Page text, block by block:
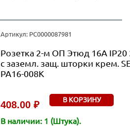
Артикул: РС0000087981
Розетка 2-м ОП Этюд 16А IP20
с заземл. защ. шторки крем.
PA16-008K
408.00 ₽ В КОРЗИНУ
В наличии: 1 (Штука).